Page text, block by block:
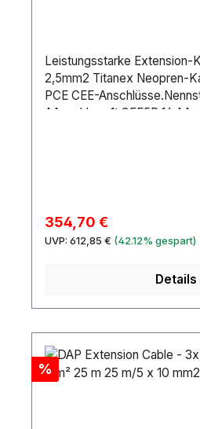
Leistungsstarke Extension-
2,5mm2 Titanex Neopren-
PCE CEE-
AAnschluss 1: CEE5P 16
BlackLeitungen: 5Position
Verkaufspreis:
354,70 €
UVP: Regulärer Preis:
612,85 € (42.12% gespart)
Details
Rabatt
%